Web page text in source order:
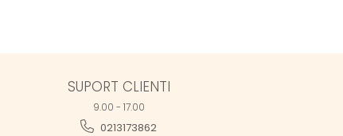
SUPORT CLIENTI
9.00 - 17.00
0213173862